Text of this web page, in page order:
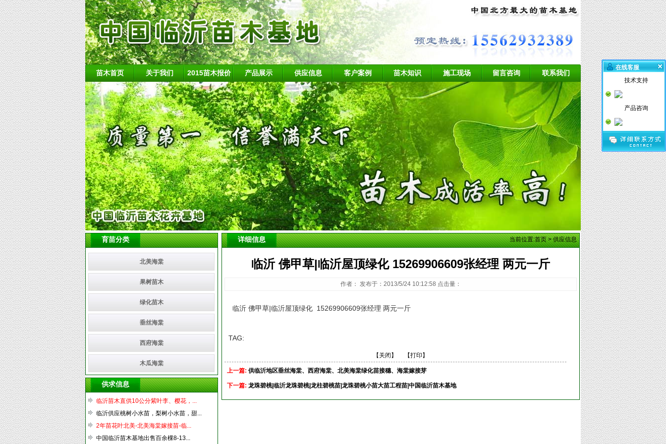
苗木首页 关于我们 2015苗木报价 产品展示 供应信息 客户案例 苗木知识 施工现场 留言咨询 联系我们
育苗分类
北美海棠
果树苗木
绿化苗木
垂丝海棠
西府海棠
木瓜海棠
供求信息
临沂苗木直供10公分紫叶李、樱花，...
临沂供应桃树小水苗，梨树小水苗，甜...
2年苗花叶北美-北美海棠嫁接苗-临...
中国临沂苗木基地出售百余棵8-13...
详细信息 当前位置:首页>供应信息
临沂 佛甲草|临沂屋顶绿化 15269906609张经理 两元一斤
作者： 发布于：2013/5/24 10:12:58 点击量：
临沂 佛甲草|临沂屋顶绿化 15269906609张经理 两元一斤
TAG:
【关闭】 【打印】
上一篇: 供临沂地区垂丝海棠、西府海棠、北美海棠绿化苗接穗、海棠嫁接芽
下一篇: 龙珠碧桃|临沂龙珠碧桃|龙柱碧桃苗|龙珠碧桃小苗大苗工程苗|中国临沂苗木基地
在线客服
技术支持
产品咨询